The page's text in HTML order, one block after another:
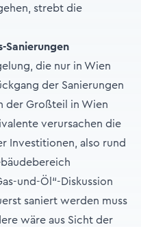
strebt die
Sanierungen
die nur in Wien
der Sanierungen
der Großteil in Wien
verursachen die
Investitionen, also rund
und-Öl“-Diskussion
saniert werden muss
wäre aus Sicht der